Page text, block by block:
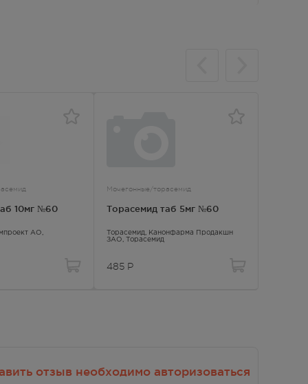
10мг №60
АО,
Мочегонные/торасемид
Торасемид таб 5мг №60
Торасемид, Канонфарма Продакшн
ЗАО,
Торасемид
485 Р
отзыв необходимо авторизоваться